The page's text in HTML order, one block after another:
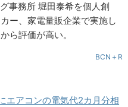
事務所 堀田泰希を個人創
ー、家電量販企業で実施し
ら評価が高い。
BCN＋R
エアコンの電気代2カ月分相